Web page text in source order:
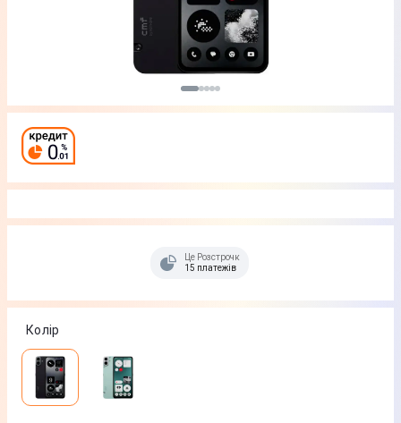
Це Розстрочка
15 платежів
Колір